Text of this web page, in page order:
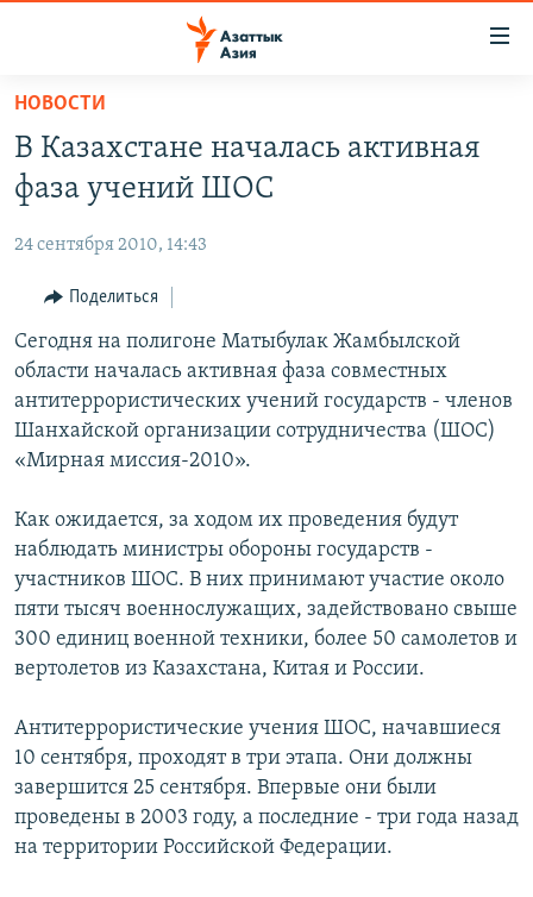
Вернуться
основному
содержанию
Вернутся
навигации
Вернутся
поиску
УЗБЕКИСТАН
ТАДЖИКИСТАН
НОВОСТИ
ВОЙНА В УКРАИНЕ
НА ДРУГИХ ЯЗЫКАХ
ҚАЗАҚША
КЫРГЫЗЧА
ТОҶИКӢ
TÜRKMENÇE
Все сайты РСЕ/РС
НОВОСТИ
В Казахстане началась активная
фаза учений ШОС
24 сентября 2010, 14:43
Поделиться
Сегодня на полигоне Матыбулак Жамбылской
области началась активная фаза совместных
антитеррористических учений государств - членов
Шанхайской организации сотрудничества (ШОС)
«Мирная миссия-2010».
Как ожидается, за ходом их проведения будут
наблюдать министры обороны государств -
участников ШОС. В них принимают участие около
пяти тысяч военнослужащих, задействовано свыше
300 единиц военной техники, более 50 самолетов и
вертолетов из Казахстана, Китая и России.
Антитеррористические учения ШОС, начавшиеся
10 сентября, проходят в три этапа. Они должны
завершится 25 сентября. Впервые они были
проведены в 2003 году, а последние - три года назад
на территории Российской Федерации.